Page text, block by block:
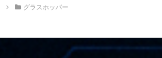
グラスホッパー